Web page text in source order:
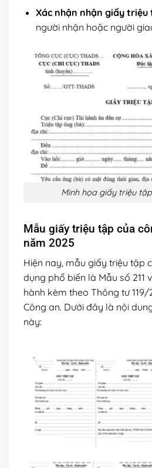
Xác nhận nhận giấy triệu
người nhận hoặc người
Minh họa giấy triệu
Mẫu giấy triệu tập của
năm 2025
Hiện nay, mẫu giấy triệu tập
dụng phổ biến là Mẫu số 211
hành kèm theo Thông tư
Công an. Dưới đây là nội
này: